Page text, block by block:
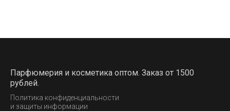
Парфюмерия и косметика оптом. Заказ от 1500
рублей.
Политика конфиденциальности
и защиты информации